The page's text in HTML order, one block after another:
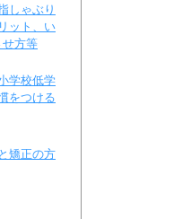
しゃぶり
ット、い
方等
学校低学
をつける
矯正の方